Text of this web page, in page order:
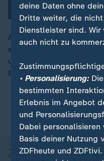
Auch vor der Justiz
soll sie Prozesse
unterstützt, sortiert und
Richter ersetzen.
deine Daten ohne
Dritte weiter, die
Dienstleister sind.
auch nicht zu
• Personalisierung:Die
bestimmten
Erlebnis im Angebot
und
Dabei
Basis deiner Nutzung
ZDFheute und